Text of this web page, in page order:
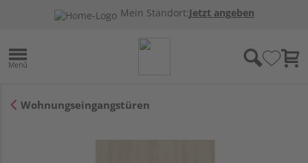
Mein Standort:Jetzt angeben
Wohnungseingangstüren